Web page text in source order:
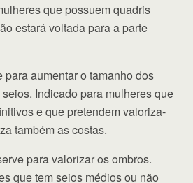
que possuem quadris
estará voltada para a parte
para aumentar o tamanho dos
Indicado para mulheres que
e que pretendem valoriza-
também as costas.
para valorizar os ombros.
que tem seios médios ou não